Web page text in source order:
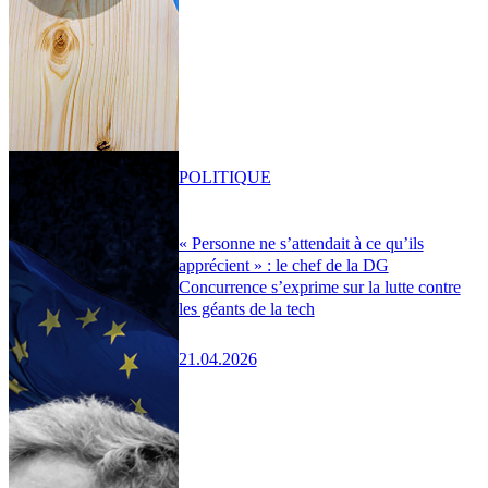
« Personne ne s’attendait à ce qu’ils
apprécient » : le chef de la DG
Concurrence s’exprime sur la lutte contre
les géants de la tech
21.04.2026
POLITIQUE